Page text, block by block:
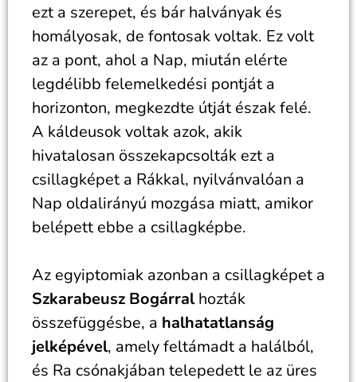
ezt a szerepet, és bár halványak és
homályosak, de fontosak voltak. Ez volt
az a pont, ahol a Nap, miután elérte
legdélibb felemelkedési pontját a
horizonton, megkezdte útját észak felé.
A káldeusok voltak azok, akik
hivatalosan összekapcsolták ezt a
csillagképet a Rákkal, nyilvánvalóan a
Nap oldalirányú mozgása miatt, amikor
belépett ebbe a csillagképbe.
Az egyiptomiak azonban a csillagképet a
Szkarabeusz Bogárralhozták
összefüggésbe, a halhatatlanság
jelképével, amely feltámadt a halálból,
és Ra csónakjában telepedett le az üres